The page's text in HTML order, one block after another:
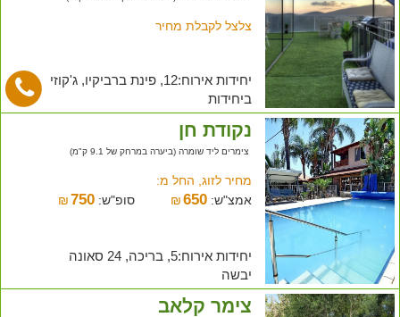
צלצל לקבלת מחיר
יחידות אירוח:12, פינת ברביקיו, ג'קוזי
ביחידות
נקודת חן
צימרים ליד שומרה (ביערה במרחק של 9.1 ק"מ)
מחיר לזוג, החל מ:
אמצ"ש:
₪650 סופ"ש: ₪ 750
יחידות אירוח:5, בריכה, 24 סאונה
יבשה
צימר קלאב